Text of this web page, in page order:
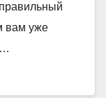
вам уже